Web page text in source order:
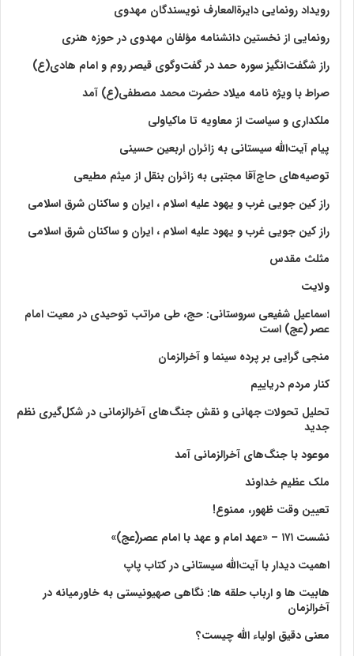
رویداد رونمایی دایرةالمعارف نویسندگان مهدوی
رونمایی از نخستین دانشنامه مؤلفان مهدوی در حوزه هنری
راز شگفت‌انگیز سوره حمد در گفت‌وگوی قیصر روم و امام هادی(ع)
صراط با ویژه نامه میلاد حضرت محمد مصطفی(ع) آمد
ملکداری و سیاست از معاویه تا ماکیاولی
پیام آیت‌الله سیستانی به زائران اربعین حسینی
توصیه‌های حاج‌آقا مجتبی به زائران بنقل از میثم مطیعی
راز کین جویی غرب و یهود علیه اسلام ، ایران و ساکنان شرق اسلامی
راز کین جویی غرب و یهود علیه اسلام ، ایران و ساکنان شرق اسلامی
مثلث مقدس
ولايت‏
اسماعیل شفیعی سروستانی: حج، طی مراتب توحیدی در معیت امام
عصر (عج) است
منجی گرایی بر پرده سینما و آخرالزمان
کنار مردم دریاییم
تحلیل تحولات جهانی و نقش جنگ‌های آخرالزمانی در شکل‌گیری نظم
جدید
موعود با جنگ‌های آخرالزمانی آمد
ملک عظیم خداوند
تعیین وقت ظهور، ممنوع!
نشست ۱۷۱ – «عهد امام و عهد با امام عصر(عج)»
اهمیت دیدار با آیت‌الله سیستانی در کتاب پاپ
هابیت ها و ارباب حلقه ها: نگاهی صهیونیستی به خاورمیانه در
آخرالزمان
معنی دقیق اولیاء الله چیست؟